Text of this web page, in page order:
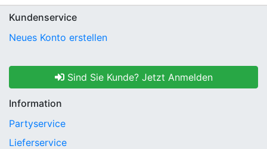
Kundenservice
Neues Konto erstellen
Sind Sie Kunde? Jetzt Anmelden
Information
Partyservice
Lieferservice